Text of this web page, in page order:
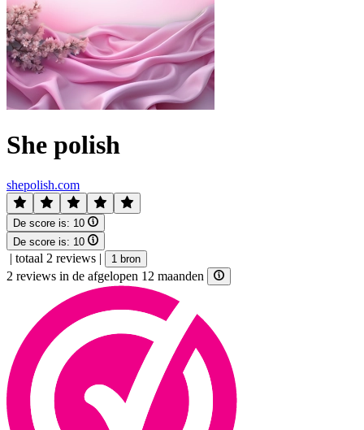
She polish
shepolish.com
De score is: 10
De score is: 10
| totaal 2 reviews | 1 bron
2 reviews in de afgelopen 12 maanden